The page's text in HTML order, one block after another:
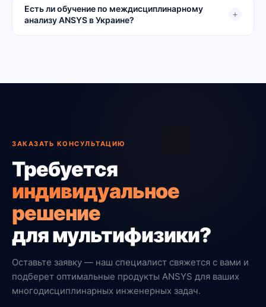
Есть ли обучение по междисциплинарному
анализу ANSYS в Украине?
+
ЗАКАЗАТЬ КОНСУЛЬТАЦИЮ
Требуется
индивидуальное
решение
для мультифизики?
Оставьте заявку — наш специалист свяжется с вами и
подберет оптимальные продукты ANSYS для ваших
многодисциплинарных инженерных задач.